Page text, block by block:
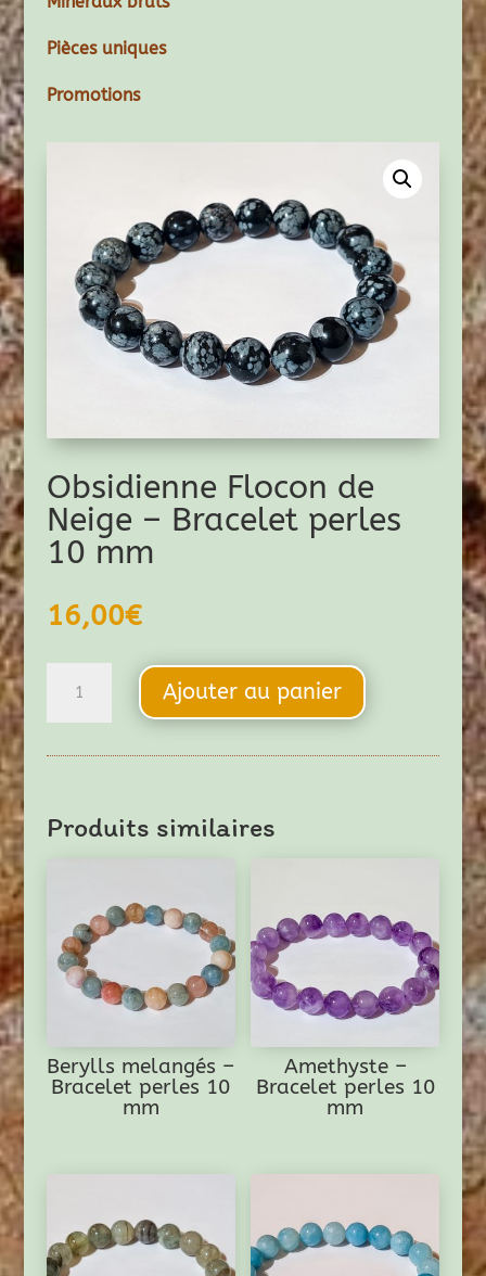
Pièces uniques
Promotions
Obsidienne Flocon de
Neige – Bracelet perles
10 mm
16,00€
Neige
perles
10
mm
Ajouter au panier
Produits similaires
Berylls melangés –
Bracelet perles 10
mm
Amethyste –
Bracelet perles 10
mm